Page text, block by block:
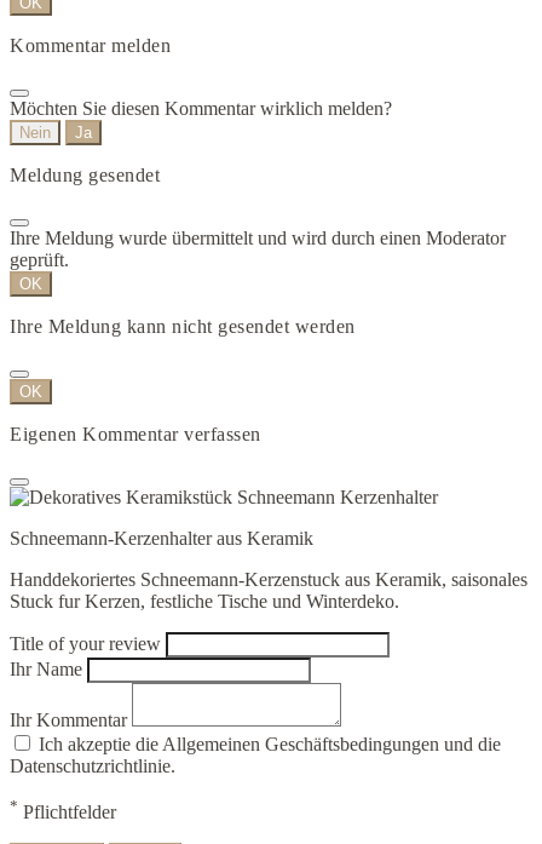
Kommentar melden
Möchten Sie diesen Kommentar wirklich melden?
Nein Ja
Meldung gesendet
Ihre Meldung wurde übermittelt und wird durch einen Moderator
geprüft.
OK
Ihre Meldung kann nicht gesendet werden
OK
Eigenen Kommentar verfassen
Schneemann-Kerzenhalter aus Keramik
Handdekoriertes Schneemann-Kerzenstuck aus Keramik, saisonales
Stuck fur Kerzen, festliche Tische und Winterdeko.
Title of your review
Ihr Name
Ihr Kommentar
Ich akzeptie die Allgemeinen Geschäftsbedingungen und die
Datenschutzrichtlinie.
* Pflichtfelder